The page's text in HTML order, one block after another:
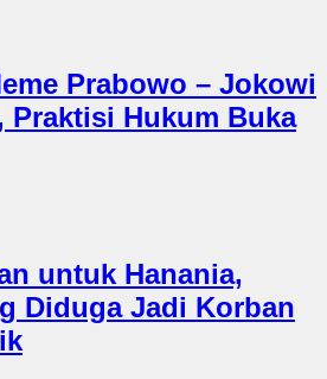
Prabowo – Jokowi
Praktisi Hukum Buka
untuk Hanania,
Diduga Jadi Korban